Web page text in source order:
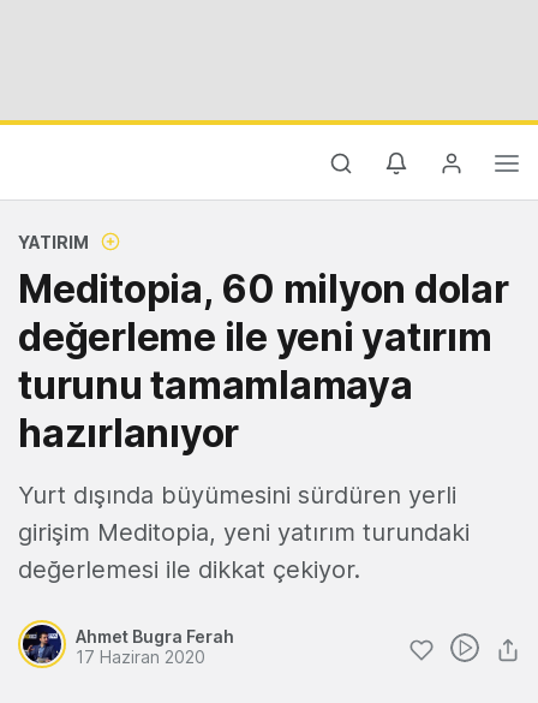
YATIRIM
Meditopia, 60 milyon dolar
değerleme ile yeni yatırım
turunu tamamlamaya
hazırlanıyor
Yurt dışında büyümesini sürdüren yerli
girişim Meditopia, yeni yatırım turundaki
değerlemesi ile dikkat çekiyor.
Ahmet Bugra Ferah
17 Haziran 2020